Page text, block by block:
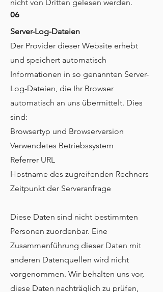
nicht von Dritten gelesen werden.
06
Server-Log-Dateien
Der Provider dieser Website erhebt
und speichert automatisch
Informationen in so genannten Server-
Log-Dateien, die Ihr Browser
automatisch an uns übermittelt. Dies
sind:
Browsertyp und Browserversion
Verwendetes Betriebssystem
Referrer URL
Hostname des zugreifenden Rechners
Zeitpunkt der Serveranfrage
Diese Daten sind nicht bestimmten
Personen zuordenbar. Eine
Zusammenführung dieser Daten mit
anderen Datenquellen wird nicht
vorgenommen. Wir behalten uns vor,
diese Daten nachträglich zu prüfen,